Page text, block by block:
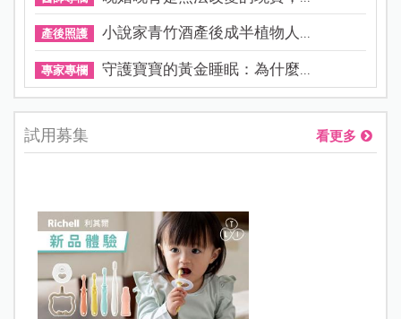
產後照護 小說家青竹酒產後成半植物人...
專家專欄 守護寶寶的黃金睡眠：為什麼...
試用募集 看更多